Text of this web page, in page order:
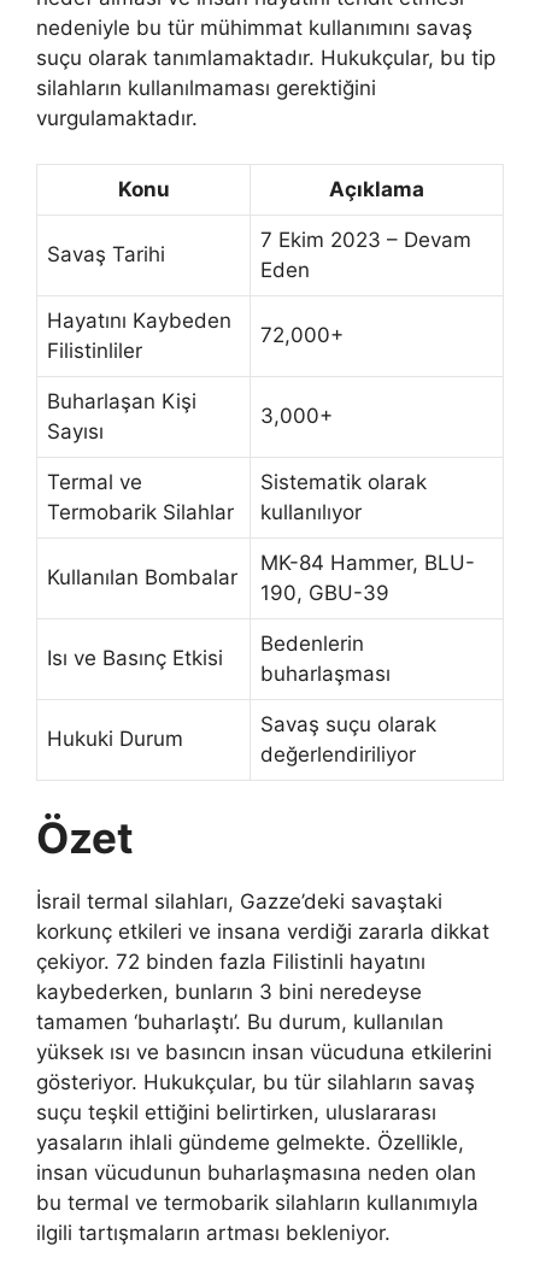
nedeniyle bu tür mühimmat kullanımını savaş
suçu olarak tanımlamaktadır. Hukukçular, bu tip
silahların kullanılmaması gerektiğini
vurgulamaktadır.
Konu Açıklama
Savaş Tarihi
7 Ekim 2023 – Devam
Eden
Hayatını Kaybeden
Filistinliler
72,000+
Buharlaşan Kişi
Sayısı
3,000+
Termal ve
Termobarik Silahlar
Sistematik olarak
kullanılıyor
Kullanılan Bombalar
MK-84 Hammer, BLU-
190, GBU-39
Isı ve Basınç Etkisi
Bedenlerin
buharlaşması
Hukuki Durum
Savaş suçu olarak
değerlendiriliyor
Özet
İsrail termal silahları, Gazze’deki savaştaki
korkunç etkileri ve insana verdiği zararla dikkat
çekiyor. 72 binden fazla Filistinli hayatını
kaybederken, bunların 3 bini neredeyse
tamamen ‘buharlaştı’. Bu durum, kullanılan
yüksek ısı ve basıncın insan vücuduna etkilerini
gösteriyor. Hukukçular, bu tür silahların savaş
suçu teşkil ettiğini belirtirken, uluslararası
yasaların ihlali gündeme gelmekte. Özellikle,
insan vücudunun buharlaşmasına neden olan
bu termal ve termobarik silahların kullanımıyla
ilgili tartışmaların artması bekleniyor.